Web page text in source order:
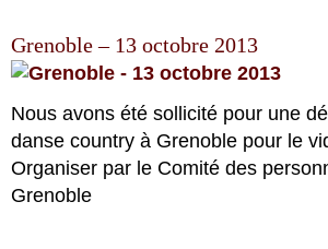
Grenoble – 13 octobre 2013
Nous avons été sollicité pour une
danse country à Grenoble pour le
Organiser par le Comité des
Grenoble